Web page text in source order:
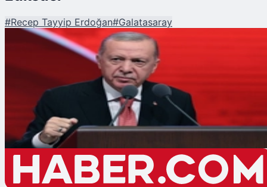
#Recep Tayyip Erdoğan#Galatasaray
Cumhurbaşkanı Erdoğan, Şampiyon Galatasaray'ı Külliye'de Kabul Edecek